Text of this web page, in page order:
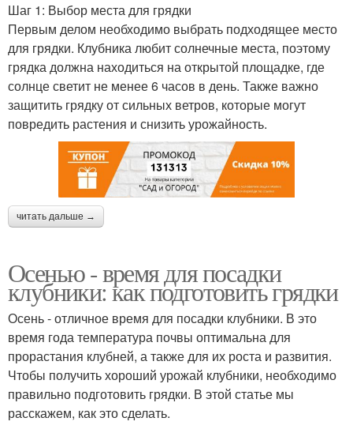
Шаг 1: Выбор места для грядки
Первым делом необходимо выбрать подходящее место
для грядки. Клубника любит солнечные места, поэтому
грядка должна находиться на открытой площадке, где
солнце светит не менее 6 часов в день. Также важно
защитить грядку от сильных ветров, которые могут
повредить растения и снизить урожайность.
читать дальше →
Осенью - время для посадки
клубники: как подготовить грядки
Осень - отличное время для посадки клубники. В это
время года температура почвы оптимальна для
прорастания клубней, а также для их роста и развития.
Чтобы получить хороший урожай клубники, необходимо
правильно подготовить грядки. В этой статье мы
расскажем, как это сделать.